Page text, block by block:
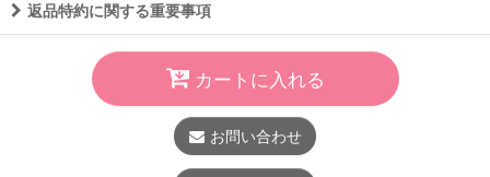
返品特約に関する重要事項
カートに入れる
お問い合わせ